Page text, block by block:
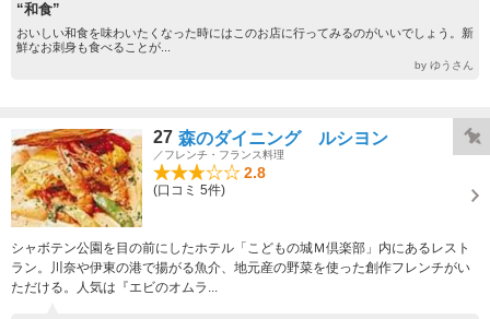
“和食”
おいしい和食を味わいたくなった時にはこのお店に行ってみるのがいいでしょう。新
鮮なお刺身も食べることが...
by ゆうさん
27 森のダイニング ルシヨン
／フレンチ・フランス料理
2.8
(口コミ 5件)
シャボテン公園を目の前にしたホテル「こどもの城Ｍ倶楽部」内にあるレスト
ラン。川奈や伊東の港で揚がる魚介、地元産の野菜を使った創作フレンチがい
ただける。人気は『エビのオムラ...